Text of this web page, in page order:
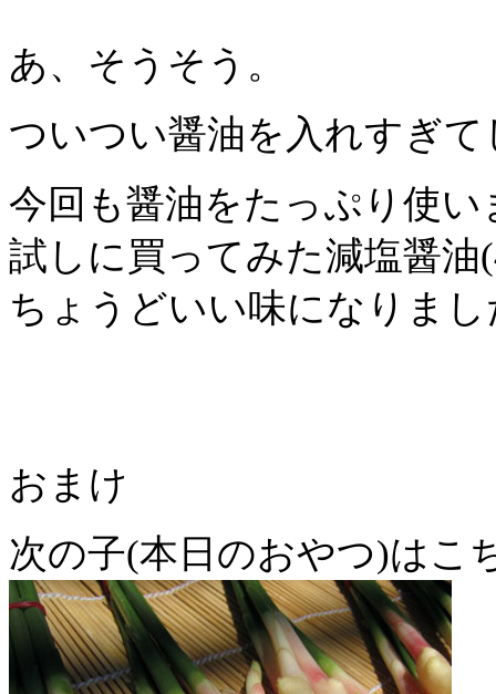
あ、そうそう。
ついつい醤油を入れすぎ
今回も醤油をたっぷり使い
試しに買ってみた減塩醤油
ちょうどいい味になりまし
おまけ
次の子(本日のおやつ)はこ